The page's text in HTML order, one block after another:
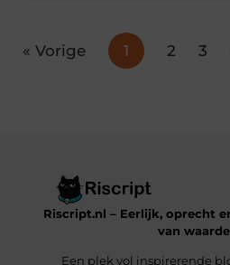
« Vorige 1 2 3
Riscript.nl – Eerlijk, oprecht
van
Een plek vol inspirerende